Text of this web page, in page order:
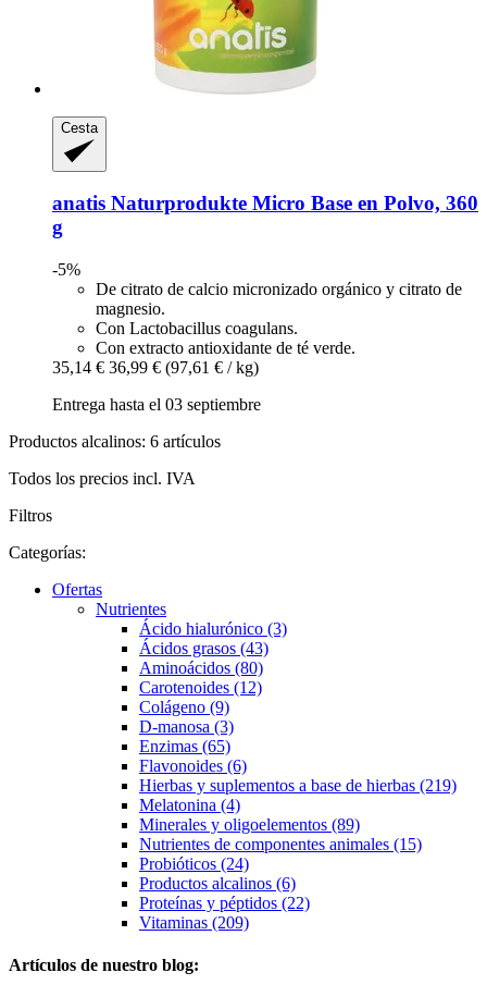
Cesta
anatis Naturprodukte Micro Base en Polvo, 360
g
-5%
De citrato de calcio micronizado orgánico y citrato de
magnesio.
Con Lactobacillus coagulans.
Con extracto antioxidante de té verde.
35,14 € 36,99 € (97,61 € / kg)
Entrega hasta el 03 septiembre
Productos alcalinos: 6 artículos
Todos los precios incl. IVA
Filtros
Categorías:
Ofertas
Nutrientes
Ácido hialurónico (3)
Ácidos grasos (43)
Aminoácidos (80)
Carotenoides (12)
Colágeno (9)
D-manosa (3)
Enzimas (65)
Flavonoides (6)
Hierbas y suplementos a base de hierbas (219)
Melatonina (4)
Minerales y oligoelementos (89)
Nutrientes de componentes animales (15)
Probióticos (24)
Productos alcalinos (6)
Proteínas y péptidos (22)
Vitaminas (209)
Artículos de nuestro blog: